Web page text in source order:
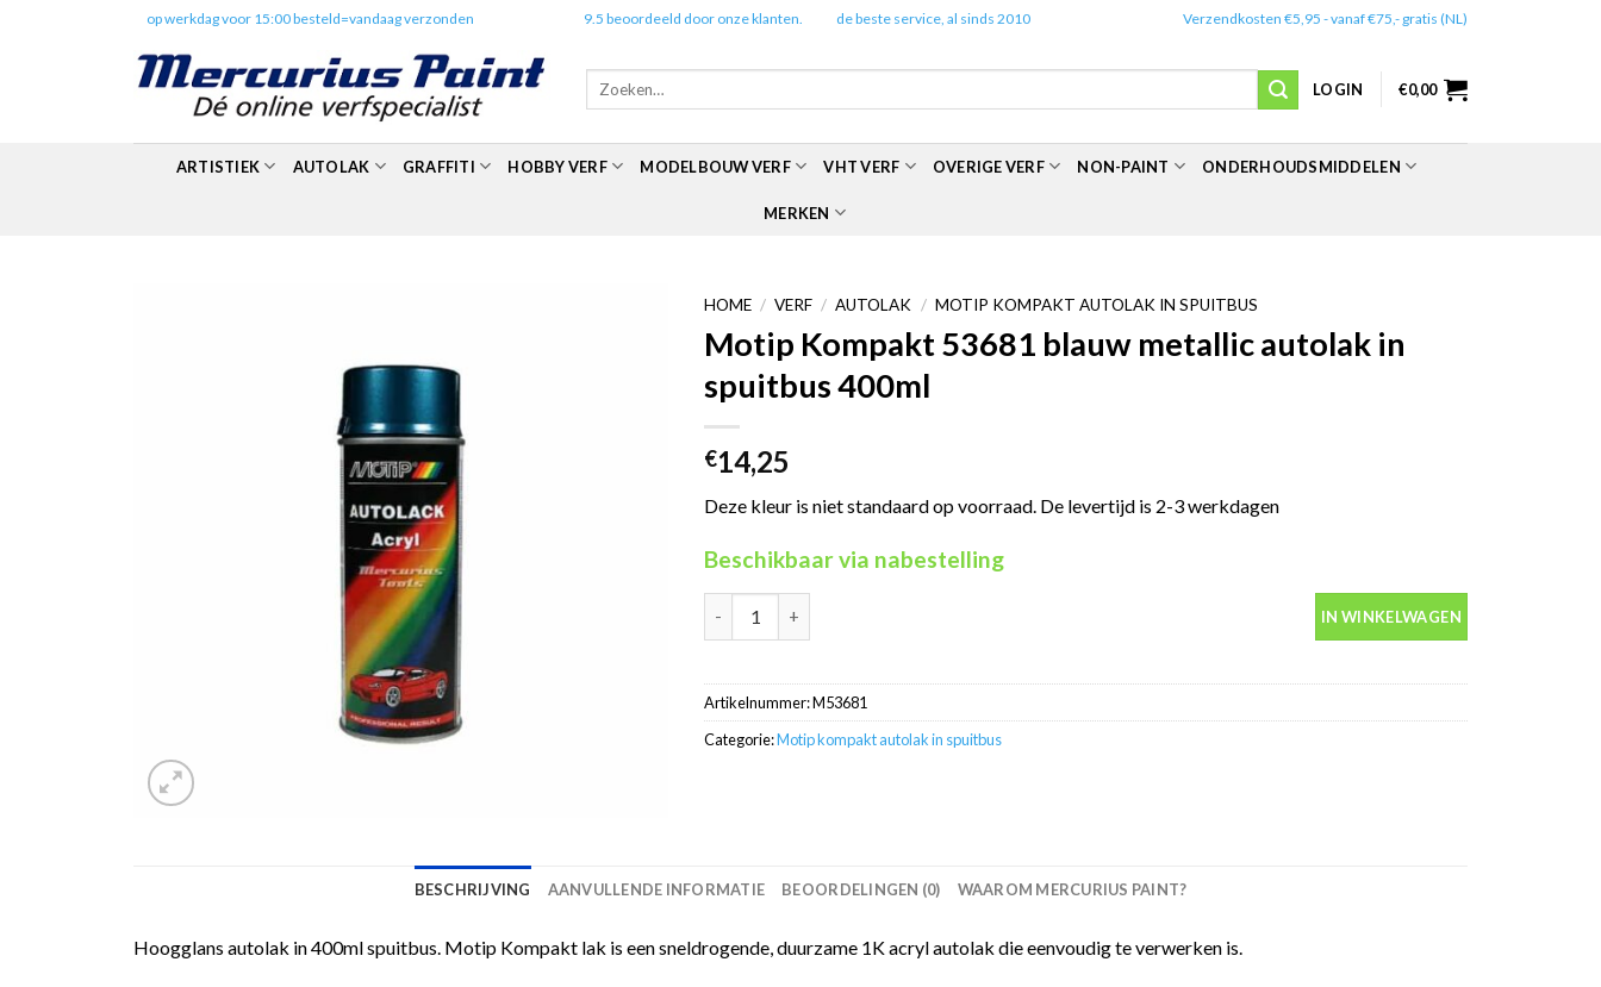
op werkdag voor 15:00 besteld=vandaag verzonden 9.5 beoordeeld door onze klanten. de beste service, al sinds 2010 Verzendkosten €5,95 - vanaf €75,- gratis (NL)
Zoeken
LOGIN €0,00
ARTISTIEK AUTOLAK GRAFFITI HOBBY VERF MODELBOUW VERF VHT VERF OVERIGE VERF NON-PAINT ONDERHOUDSMIDDELEN
MERKEN
HOME / VERF / AUTOLAK / MOTIP KOMPAKT AUTOLAK IN SPUITBUS
Motip Kompakt 53681 blauw metallic autolak in
spuitbus 400ml
€14,25
Deze kleur is niet standaard op voorraad. De levertijd is 2-3 werkdagen
Beschikbaar via nabestelling
IN WINKELWAGEN
Artikelnummer:M53681
Categorie:Motip kompakt autolak in spuitbus
BESCHRIJVING AANVULLENDE INFORMATIE BEOORDELINGEN (0) WAAROM MERCURIUS PAINT?
Hoogglans autolak in 400ml spuitbus. Motip Kompakt lak is een sneldrogende, duurzame 1K acryl autolak die eenvoudig te verwerken is.